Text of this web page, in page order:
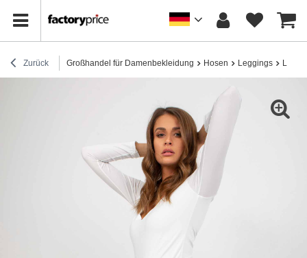
Zurück Großhandel für Damenbekleidung Hosen Leggings